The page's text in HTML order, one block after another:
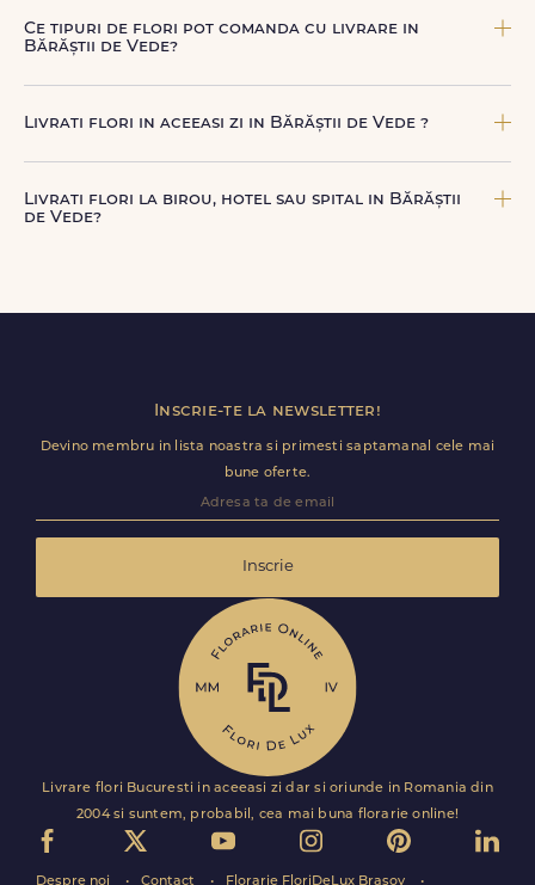
numarul de telefon oferit. Daca nu poate preda comanda,
te contactam pentru o solutie rapida (reprogramare sau
Ce tipuri de flori pot comanda cu livrare in
Bărăștii de Vede?
aniversari, onomastici, sarbatori, evenimente speciale sau
De la clasicii trandafiri, la flori de sezon si soiuri exotice,
Livrati flori in aceeasi zi in Bărăștii de Vede ?
pentru comenzile plasate online, in limita intervalelor
disponibile. Florile sunt livrate rapid, direct de curierii
Livrati flori la birou, hotel sau spital in Bărăștii
de Vede?
detalii utile (nume receptie, etaj, salon) ca livrarea sa
Inscrie-te la newsletter!
Devino membru in lista noastra si primesti saptamanal cele mai
bune oferte.
Inscrie
Livrare flori Bucuresti in aceeasi zi dar si oriunde in Romania din
2004 si suntem, probabil, cea mai buna florarie online!
Despre noi Contact Florarie FloriDeLux Brasov